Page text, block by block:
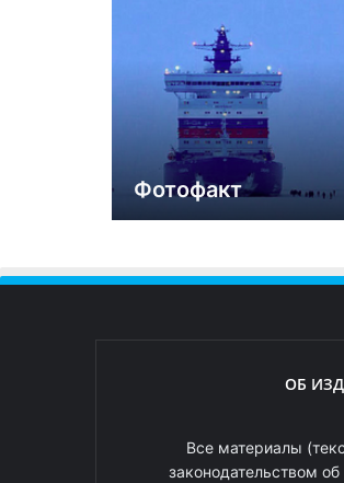
Фотофакт
ОБ
Все материалы
законодательством